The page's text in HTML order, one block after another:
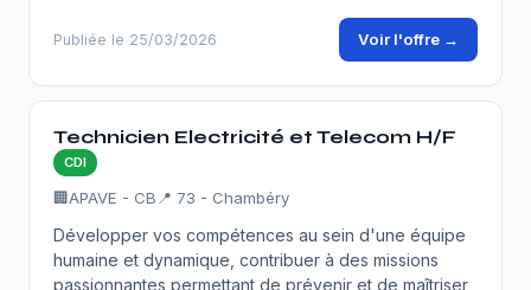
Publiée le 25/03/2026 Voir l'offre →
Technicien Electricité et Telecom H/F
CDI
🏢APAVE - CB 📍 73 - Chambéry
Développer vos compétences au sein d'une équipe
humaine et dynamique, contribuer à des missions
passionnantes permettant de prévenir et de maîtriser